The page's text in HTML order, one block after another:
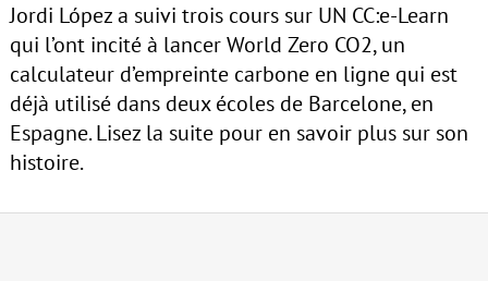
Jordi López a suivi trois cours sur UN CC:e-Learn
qui l’ont incité à lancer World Zero CO2, un
calculateur d’empreinte carbone en ligne qui est
déjà utilisé dans deux écoles de Barcelone, en
Espagne. Lisez la suite pour en savoir plus sur son
histoire.